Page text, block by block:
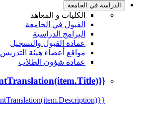
الدراسة في الجامعة
الكليات و المعاهد
القبول في الجامعة
البرامج الدراسية
عمادة القبول والتسجيل
مواقع أعضاء هيئة التدريس
عمادة شؤون الطلاب
{{mmc.getCurrentTranslation(item.Title)}}
{{mmc.getCurrentTranslation(item.Description)}}